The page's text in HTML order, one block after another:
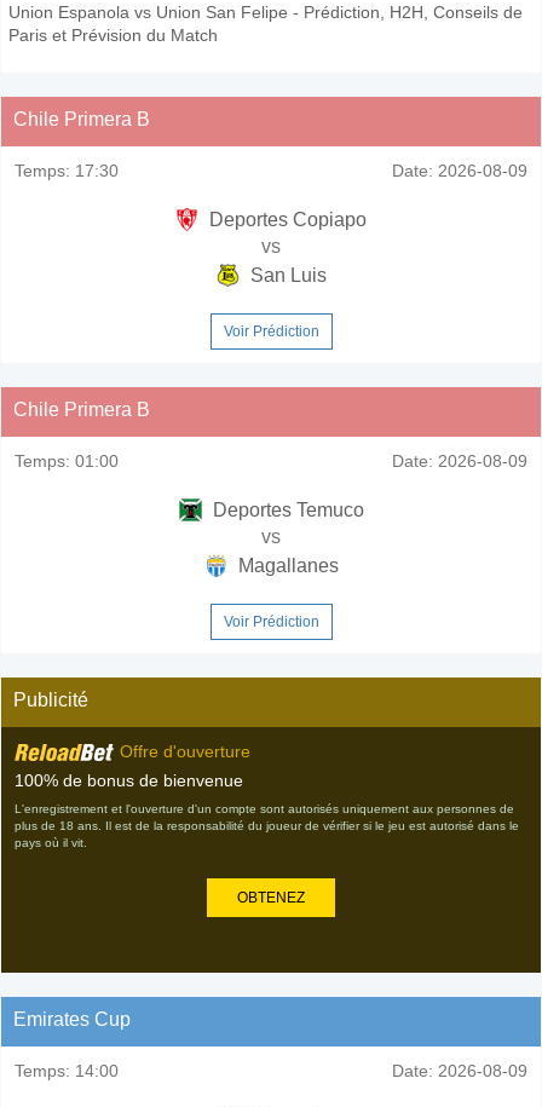
Union Espanola vs Union San Felipe - Prédiction, H2H, Conseils de
Paris et Prévision du Match
Chile Primera B
Temps: 17:30 Date: 2026-08-09
Deportes Copiapo
vs
San Luis
Voir Prédiction
Chile Primera B
Temps: 01:00 Date: 2026-08-09
Deportes Temuco
vs
Magallanes
Voir Prédiction
Publicité
Offre d'ouverture
100% de bonus de bienvenue
L'enregistrement et l'ouverture d'un compte sont autorisés uniquement aux personnes de
plus de 18 ans. Il est de la responsabilité du joueur de vérifier si le jeu est autorisé dans le
pays où il vit.
OBTENEZ
Emirates Cup
Temps: 14:00 Date: 2026-08-09